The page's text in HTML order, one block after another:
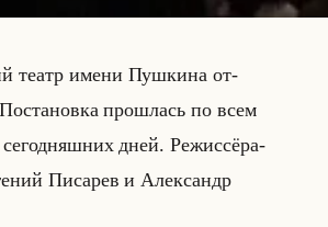
театр имени Пуш­ки­на от­
про­шлась по всем
се­го­дняш­них дней. Ре­жис­сё­ра­
Пи­са­рев и Алек­сандр